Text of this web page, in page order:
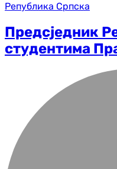
Република Српска
Предсједник
студентима